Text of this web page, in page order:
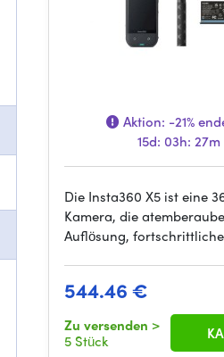
Aktion: -21%
15d: 03h: 27m
Die Insta360 X5 ist eine
Kamera, die
Auflösung, fortschrittliche
544.46 €
Zu versenden >
5 Stück